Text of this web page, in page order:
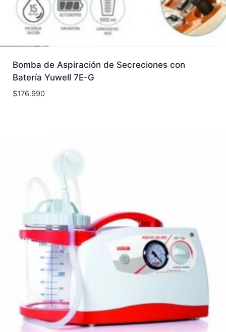
Bomba de Aspiración de Secreciones con
Batería Yuwell 7E-G
$176.990